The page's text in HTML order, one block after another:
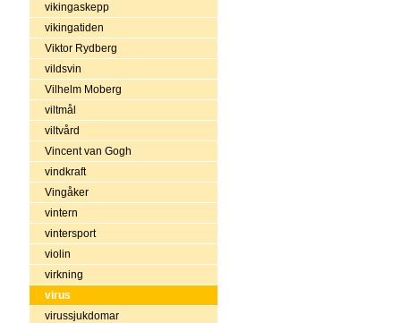
vikingaskepp
vikingatiden
Viktor Rydberg
vildsvin
Vilhelm Moberg
viltmål
viltvård
Vincent van Gogh
vindkraft
Vingåker
vintern
vintersport
violin
virkning
virus
virussjukdomar